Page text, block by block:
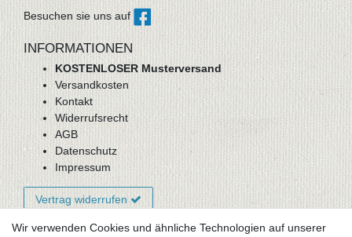
Besuchen sie uns auf
INFORMATIONEN
KOSTENLOSER Musterversand
Versandkosten
Kontakt
Widerrufsrecht
AGB
Datenschutz
Impressum
Vertrag widerrufen
Wir verwenden Cookies und ähnliche Technologien auf unserer